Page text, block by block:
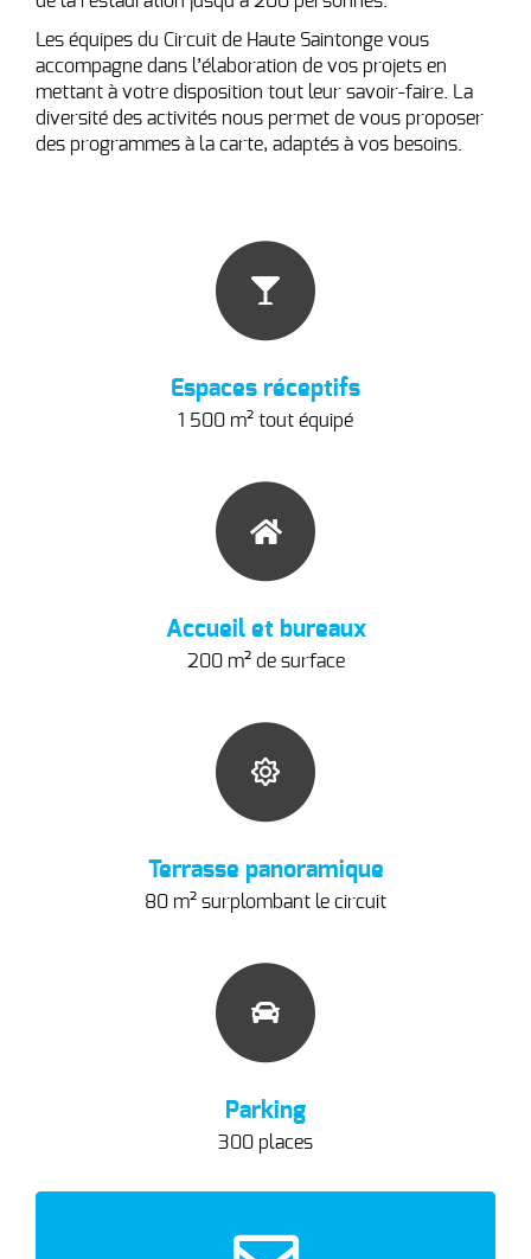
Les équipes du Circuit de Haute Saintonge vous
accompagne dans l’élaboration de vos projets en
mettant à votre disposition tout leur savoir-faire. La
diversité des activités nous permet de vous proposer
des programmes à la carte, adaptés à vos besoins.
Espaces réceptifs
1 500 m² tout équipé
Accueil et bureaux
200 m² de surface
Terrasse panoramique
80 m² surplombant le circuit
Parking
300 places